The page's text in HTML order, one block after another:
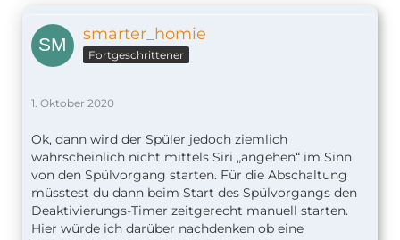
smarter_homie
Fortgeschrittener
1. Oktober 2020
Ok, dann wird der Spüler jedoch ziemlich
wahrscheinlich nicht mittels Siri „angehen“ im Sinn
von den Spülvorgang starten. Für die Abschaltung
müsstest du dann beim Start des Spülvorgangs den
Deaktivierungs-Timer zeitgerecht manuell starten.
Hier würde ich darüber nachdenken ob eine